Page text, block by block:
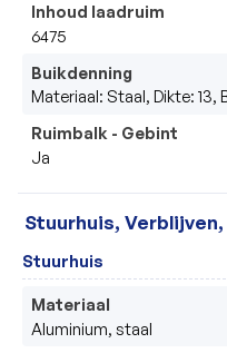
Inhoud laadruim
6475
Buikdenning
Materiaal: Staal, Dikte: 13,
Ruimbalk - Gebint
Ja
Stuurhuis, Verblijven,
Stuurhuis
Materiaal
Aluminium, staal